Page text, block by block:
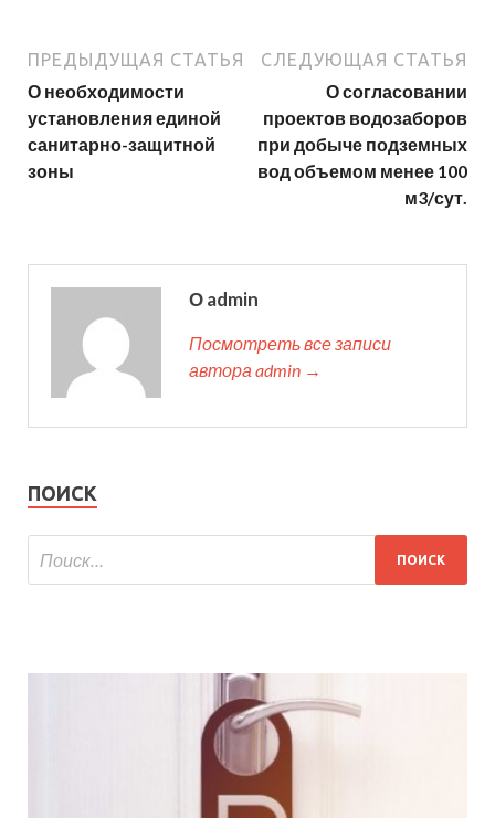
ПРЕДЫДУЩАЯ СТАТЬЯ
О необходимости
установления единой
санитарно-защитной
зоны
СЛЕДУЮЩАЯ СТАТЬЯ
О согласовании
проектов водозаборов
при добыче подземных
вод объемом менее 100
м3/сут.
О admin
Посмотреть все записи
автора admin →
ПОИСК